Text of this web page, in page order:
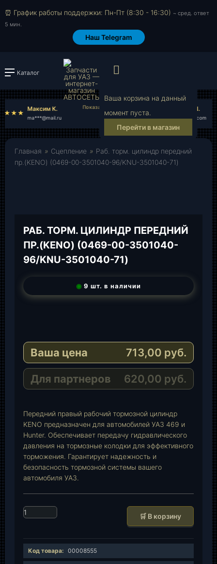
⏰ График работы поддержки: Пн-Пт (8:30 - 16:30) ~ сред. ответ
5 мин.
Наш Telegram
Каталог Войти или
Ваша корзина на данный
момент пуста.
Перейти в магазин
Максим К.
ma***@mail.ru
Анатолий Ш.
an***@yahoo.com
Главная » Сцепление » Раб. торм. цилиндр передний
пр.(KENO) (0469-00-3501040-96/KNU-3501040-71)
РАБ. ТОРМ. ЦИЛИНДР ПЕРЕДНИЙ
ПР.(KENO) (0469-00-3501040-
96/KNU-3501040-71)
◉ 9 шт. в наличии
e
r
a
m
a
s
A
p
a
i
l
Ваша цена 713,00 руб.
Для партнеров 620,00 руб.
Передний правый рабочий тормозной цилиндр
KENO предназначен для автомобилей УАЗ 469 и
Hunter. Обеспечивает передачу гидравлического
давления на тормозные колодки для эффективного
торможения. Гарантирует надежность и
безопасность тормозной системы вашего
автомобиля УАЗ.
К
и
ч
🛒 В корзину
Код товара: 00008555